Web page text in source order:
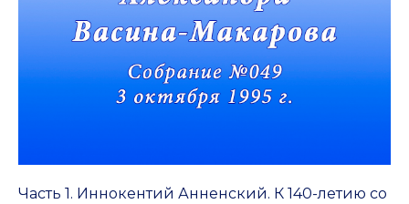
Часть 1. Иннокентий Анненский. К 140-летию со